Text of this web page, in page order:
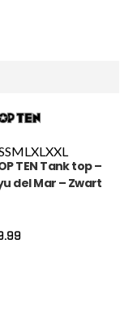
SMLXLXXL
TEN Tank top –
del Mar – Zwart